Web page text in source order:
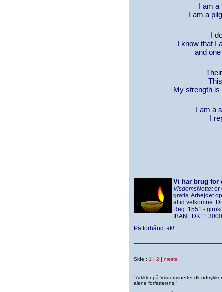
I am a
I am a
I
I know that I
and
My strength is
I am a
I
Vi har brug for
VisdomsNetteter
gratis. Arbejdet
altid velkomne.
Reg. 1551 -
IBAN: DK11
På forhånd tak!
Side : 1 | 2 | næste
"Artikler på Visdomsnettet.dk
alene forfatterens.”